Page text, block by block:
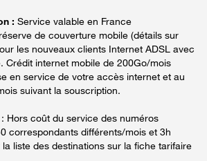
: Service valable en France
de couverture mobile (détails sur
les nouveaux clients Internet ADSL avec
Crédit internet mobile de 200Go/mois
en service de votre accès internet et au
suivant la souscription.
: Hors coût du service des numéros
correspondants différents/mois et 3h
liste des destinations sur la fiche tarifaire